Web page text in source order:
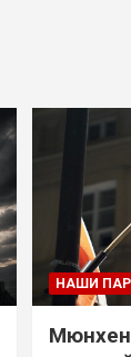
НАШИ